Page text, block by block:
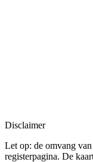
Disclaimer
Let op: de omvang
registerpagina. De